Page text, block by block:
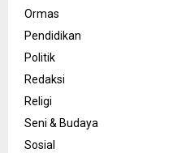
Ormas
Pendidikan
Politik
Redaksi
Religi
Seni & Budaya
Sosial